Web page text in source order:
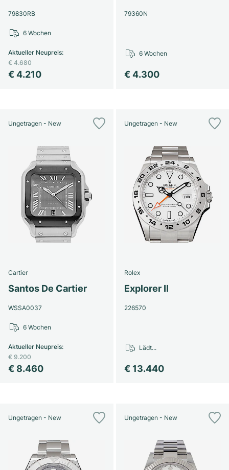
79830RB
€ 4.210
Aktueller Neupreis:
€ 4.680
6 Wochen
79360N
€ 4.300
6 Wochen
Ungetragen - New
Cartier
Santos De Cartier
WSSA0037
€ 8.460
Aktueller Neupreis:
€ 9.200
6 Wochen
Ungetragen - New
Rolex
Explorer II
226570
€ 13.440
Lädt...
Ungetragen - New Ungetragen - New